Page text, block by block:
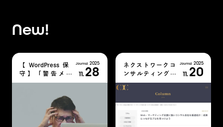
New!
【WordPress保
守】「警告メー
ル」を放置してい
ージョン更新の重
要性とリスク
2025
11. 28
ネクストワークコ
ンサルティング様
の「コンサル案件.
com」内の記事で
当社が紹介されま
した。
2025
11. 20